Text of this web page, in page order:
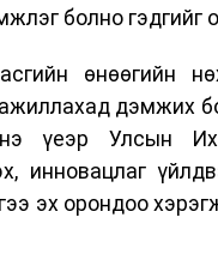
болно гэдгийг
өнөөгийн
дэмжих
үеэр Улсын
инновацлаг
эх орондоо